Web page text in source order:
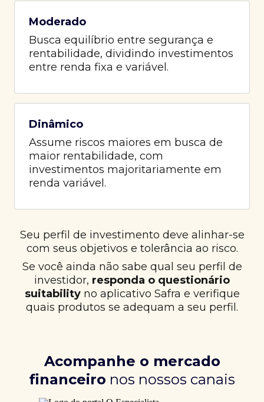
Moderado
Busca equilíbrio entre segurança e
rentabilidade, dividindo investimentos
entre renda fixa e variável.
Dinâmico
Assume riscos maiores em busca de
maior rentabilidade, com
investimentos majoritariamente em
renda variável.
Seu perfil de investimento deve alinhar-se
com seus objetivos e tolerância ao risco.
Se você ainda não sabe qual seu perfil de
investidor, responda o questionário
suitabilityno aplicativo Safra e verifique
quais produtos se adequam a seu perfil.
Acompanhe o mercado
financeiro nos nossos canais